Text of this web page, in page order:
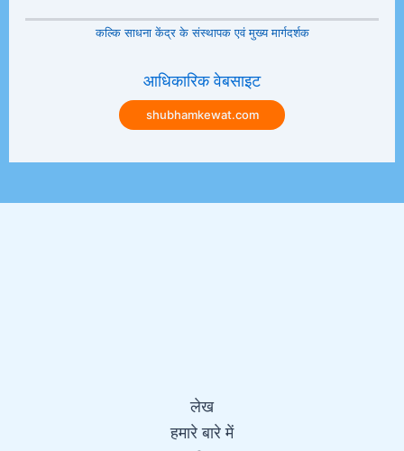
कल्कि साधना केंद्र के संस्थापक एवं मुख्य मार्गदर्शक
आधिकारिक वेबसाइट
shubhamkewat.com
लेख
हमारे बारे में